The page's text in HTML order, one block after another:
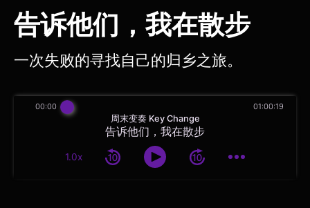
告诉他们，我在散步
一次失败的寻找自己的归乡之旅。
周末变奏 Key Change
告诉他们，我在散步
1.0x
00:00 01:00:19